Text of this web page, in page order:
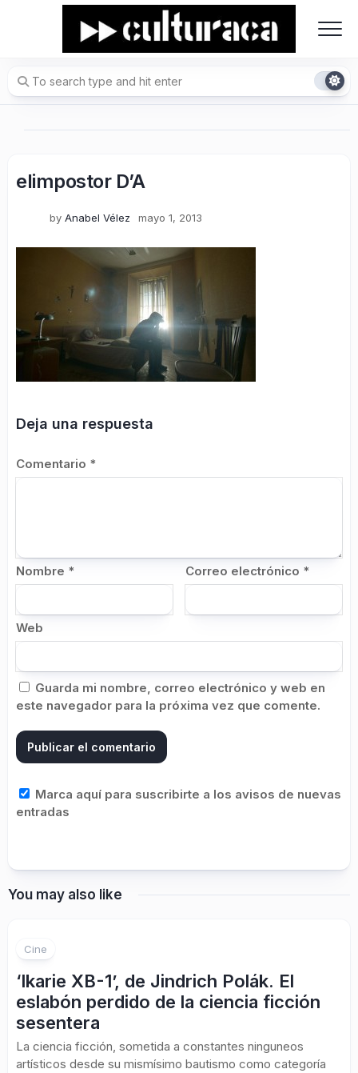
elimpostor D’A
by Anabel Vélez mayo 1, 2013
Deja una respuesta
Comentario *
Nombre * Correo electrónico *
Web
Guarda mi nombre, correo electrónico y web en
este navegador para la próxima vez que comente.
Marca aquí para suscribirte a los avisos de nuevas
entradas
You may also like
Cine
‘Ikarie XB-1’, de Jindrich Polák. El
eslabón perdido de la ciencia ficción
sesentera
La ciencia ficción, sometida a constantes ninguneos
artísticos desde su mismísimo bautismo como categoría